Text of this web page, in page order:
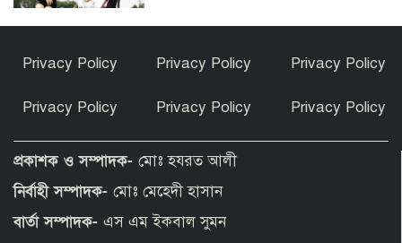
ভারত
সাকিব আল হাসান
নারী এশিয়া কাপে বাংলাদেশের গ্রুপে নেই
ভারত-পাকিস্তান
Privacy Policy Privacy Policy Privacy Policy
Privacy Policy Privacy Policy Privacy Policy
প্রকাশক ও সম্পাদক- মোঃ হযরত আলী
নির্বাহী সম্পাদক- মোঃ মেহেদী হাসান
বার্তা সম্পাদক- এস এম ইকবাল সুমন